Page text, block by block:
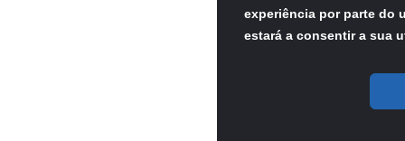
experiência por parte do
estará a consentir a sua